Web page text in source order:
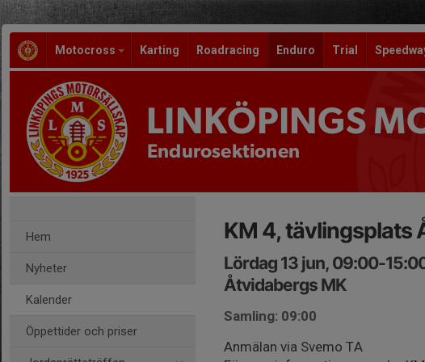
Motocross Karting Roadracing Enduro Trial
LINKÖPINGS
Endurosektionen
Hem
Nyheter
Kalender
Öppettider och priser
KM 4, tävlingsplats
Lördag 13 jun, 09:00-
Åtvidabergs MK
Samling: 09:00
Anmälan via Svemo TA